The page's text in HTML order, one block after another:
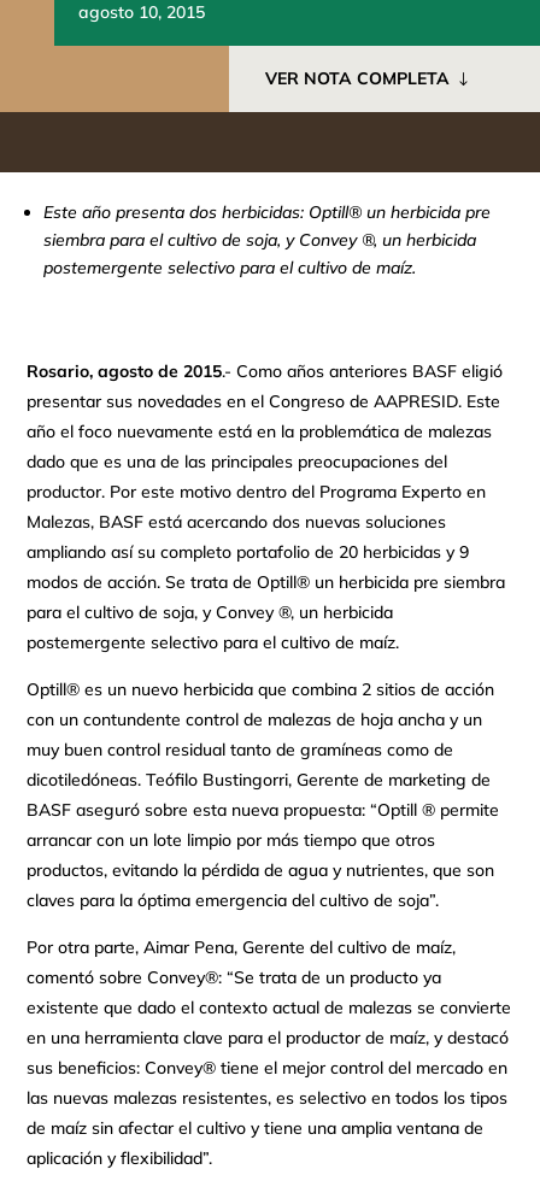
agosto 10, 2015
VER NOTA COMPLETA
Este año presenta dos herbicidas: Optill® un herbicida pre
siembra para el cultivo de soja, y Convey ®, un herbicida
postemergente selectivo para el cultivo de maíz.
Rosario, agosto de 2015.- Como años anteriores BASF eligió
presentar sus novedades en el Congreso de AAPRESID. Este
año el foco nuevamente está en la problemática de malezas
dado que es una de las principales preocupaciones del
productor. Por este motivo dentro del Programa Experto en
Malezas, BASF está acercando dos nuevas soluciones
ampliando así su completo portafolio de 20 herbicidas y 9
modos de acción. Se trata de Optill® un herbicida pre siembra
para el cultivo de soja, y Convey ®, un herbicida
postemergente selectivo para el cultivo de maíz.
Optill® es un nuevo herbicida que combina 2 sitios de acción
con un contundente control de malezas de hoja ancha y un
muy buen control residual tanto de gramíneas como de
dicotiledóneas. Teófilo Bustingorri, Gerente de marketing de
BASF aseguró sobre esta nueva propuesta: “Optill ® permite
arrancar con un lote limpio por más tiempo que otros
productos, evitando la pérdida de agua y nutrientes, que son
claves para la óptima emergencia del cultivo de soja”.
Por otra parte, Aimar Pena, Gerente del cultivo de maíz,
comentó sobre Convey®: “Se trata de un producto ya
existente que dado el contexto actual de malezas se convierte
en una herramienta clave para el productor de maíz, y destacó
sus beneficios: Convey® tiene el mejor control del mercado en
las nuevas malezas resistentes, es selectivo en todos los tipos
de maíz sin afectar el cultivo y tiene una amplia ventana de
aplicación y flexibilidad”.